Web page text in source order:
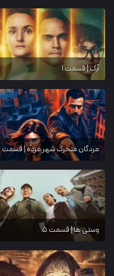
آرک | قسمت 1
مردگان متحرک شهر مرده | قسمت 2
وستی ها | قسمت 5